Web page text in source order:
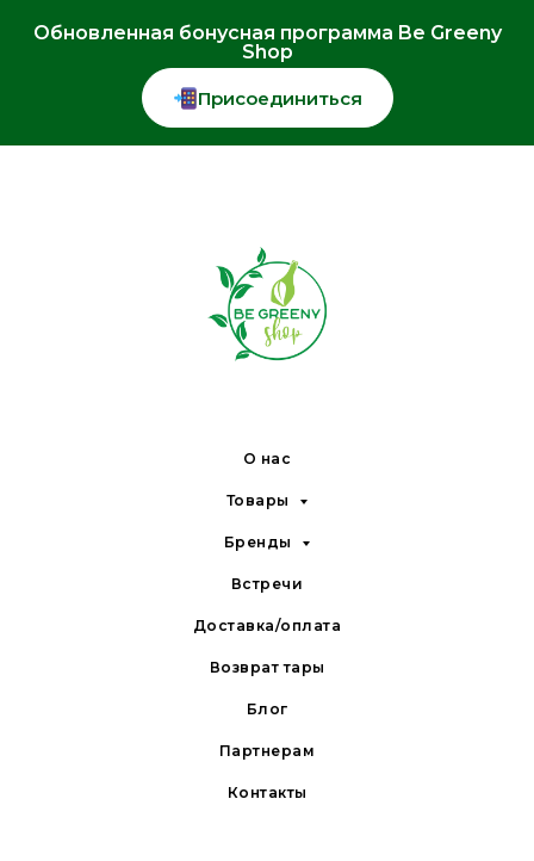
Обновленная бонусная программа Be Greeny
Shop
Присоединиться
О нас
Товары
Бренды
Встречи
Доставка/оплата
Возврат тары
Блог
Партнерам
Контакты